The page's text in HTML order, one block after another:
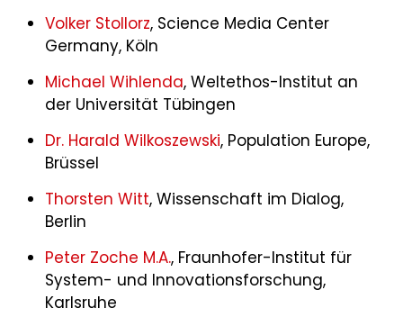
Volker Stollorz, Science Media Center
Germany, Köln
Michael Wihlenda, Weltethos-Institut an
der Universität Tübingen
Dr. Harald Wilkoszewski, Population Europe,
Brüssel
Thorsten Witt, Wissenschaft im Dialog,
Berlin
Peter Zoche M.A., Fraunhofer-Institut für
System- und Innovationsforschung,
Karlsruhe